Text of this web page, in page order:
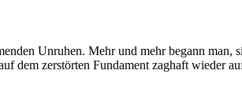
Unruhen. Mehr und mehr begann man,
dem zerstörten Fundament zaghaft wieder